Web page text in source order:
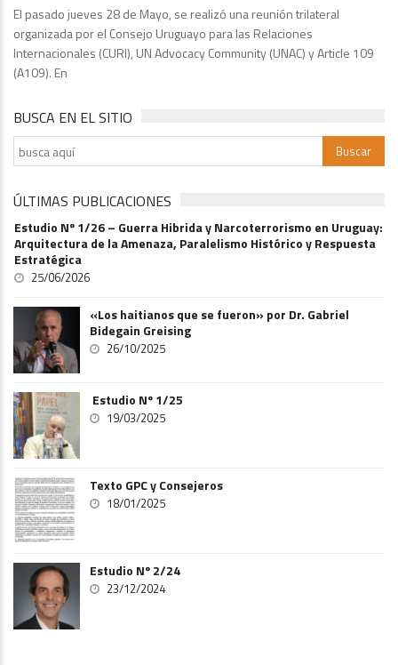
El pasado jueves 28 de Mayo, se realizó una reunión trilateral
organizada por el Consejo Uruguayo para las Relaciones
Internacionales (CURI), UN Advocacy Community (UNAC) y Article 109
(A109). En
BUSCA EN EL SITIO
ÚLTIMAS PUBLICACIONES
Estudio Nº 1/26 – Guerra Hibrida y Narcoterrorismo en Uruguay:
Arquitectura de la Amenaza, Paralelismo Histórico y Respuesta
Estratégica
25/06/2026
«Los haitianos que se fueron» por Dr. Gabriel
Bidegain Greising
26/10/2025
Estudio Nº 1/25
19/03/2025
Texto GPC y Consejeros
18/01/2025
Estudio Nº 2/24
23/12/2024